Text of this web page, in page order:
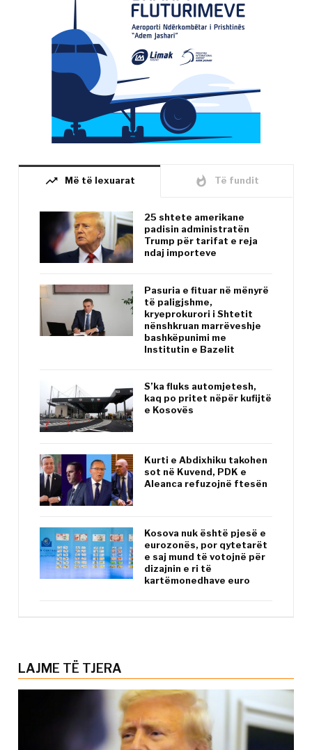
trending_up Më të lexuarat whatshot Të fundit
25 shtete amerikane
padisin administratën
Trump për tarifat e reja
ndaj importeve
Pasuria e fituar në mënyrë
të paligjshme,
kryeprokurori i Shtetit
nënshkruan marrëveshje
bashkëpunimi me
Institutin e Bazelit
S’ka fluks automjetesh,
kaq po pritet nëpër kufijtë
e Kosovës
Kurti e Abdixhiku takohen
sot në Kuvend, PDK e
Aleanca refuzojnë ftesën
Kosova nuk është pjesë e
eurozonës, por qytetarët
e saj mund të votojnë për
dizajnin e ri të
kartëmonedhave euro
LAJME TË TJERA